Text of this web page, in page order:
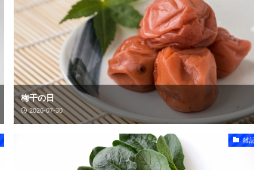
梅干の日
2026-07-30
雑